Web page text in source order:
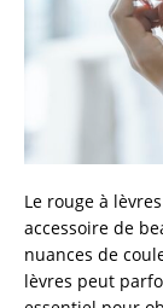
Le rouge à
accessoire de
nuances de
lèvres peut